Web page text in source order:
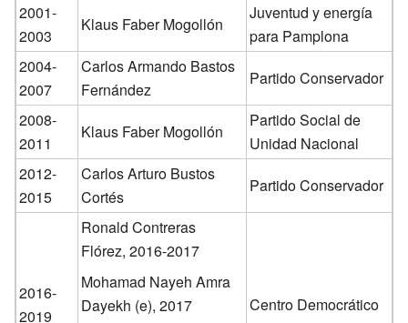
2001-
2003
Klaus Faber Mogollón
Juventud y energía
para Pamplona
2004-
2007
Carlos Armando Bastos
Fernández
Partido Conservador
2008-
2011
Klaus Faber Mogollón
Partido Social de
Unidad Nacional
2012-
2015
Carlos Arturo Bustos
Cortés
Partido Conservador
2016-
2019
Ronald Contreras
Flórez, 2016-2017
Mohamad Nayeh Amra
Dayekh (e), 2017
Centro Democrático